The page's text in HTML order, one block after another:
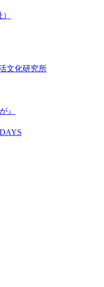
文化研究所
』